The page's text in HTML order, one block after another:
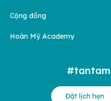
Cộng đồng
Hoàn Mỹ Academy
Đặt lịch hẹn